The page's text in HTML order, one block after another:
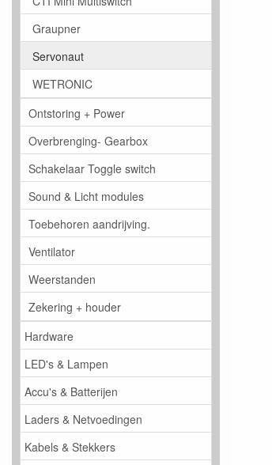
Graupner
Servonaut
WETRONIC
Ontstoring + Power
Overbrenging- Gearbox
Schakelaar Toggle switch
Sound & Licht modules
Toebehoren aandrijving.
Ventilator
Weerstanden
Zekering + houder
Hardware
LED's & Lampen
Accu's & Batterijen
Laders & Netvoedingen
Kabels & Stekkers